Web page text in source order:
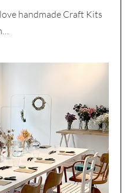
handmade Craft Kits